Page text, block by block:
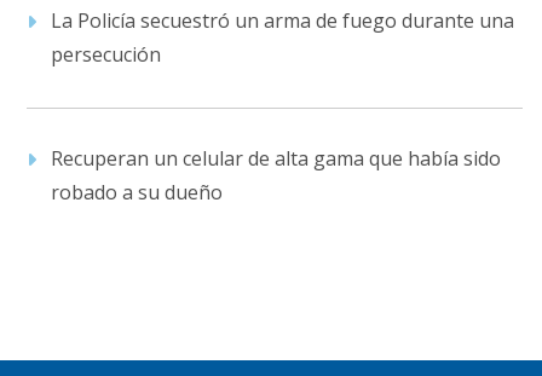
La Policía secuestró un arma de fuego durante una
persecución
Recuperan un celular de alta gama que había sido
robado a su dueño